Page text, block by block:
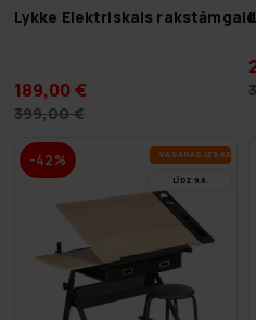
Lykke Elektriskais
189,00 €
399,00 €
-42% VA­SA­RAS IZ­SKA­ŅA
LĪDZ 9.8.